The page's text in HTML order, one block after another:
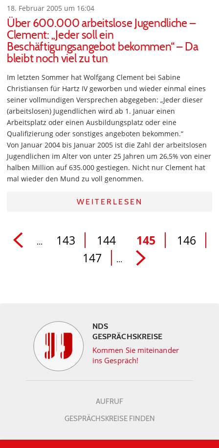
18. Februar 2005 um 16:04
Über 600.000 arbeitslose Jugendliche –
Clement: „Jeder soll ein
Beschäftigungsangebot bekommen“ – Da
bleibt noch viel zu tun
Im letzten Sommer hat Wolfgang Clement bei Sabine
Christiansen für Hartz IV geworben und wieder einmal eines
seiner vollmundigen Versprechen abgegeben: „Jeder dieser
(arbeitslosen) Jugendlichen wird ab 1. Januar einen
Arbeitsplatz oder einen Ausbildungsplatz oder eine
Qualifizierung oder sonstiges angeboten bekommen.“
Von Januar 2004 bis Januar 2005 ist die Zahl der arbeitslosen
Jugendlichen im Alter von unter 25 Jahren um 26,5% von einer
halben Million auf 635.000 gestiegen. Nicht nur Clement hat
mal wieder den Mund zu voll genommen.
WEITERLESEN
... 143 144 145
146
147
...
NDS
GESPRÄCHSKREISE
Kommen Sie miteinander
ins Gespräch!
AUFRUF
GESPRÄCHSKREISE FINDEN